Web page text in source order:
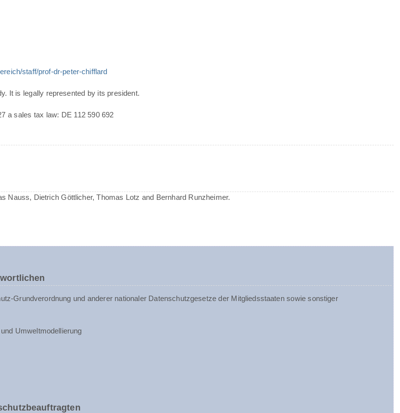
staff/prof-dr-peter-chifflard
It is legally represented by its president.
a sales tax law: DE 112 590 692
Nauss, Dietrich Göttlicher, Thomas Lotz and Bernhard Runzheimer.
Grundverordnung und anderer nationaler Datenschutzgesetze der Mitgliedsstaaten sowie sonstiger
Umweltmodellierung